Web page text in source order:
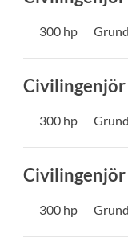
300 hp
300 hp
300 hp